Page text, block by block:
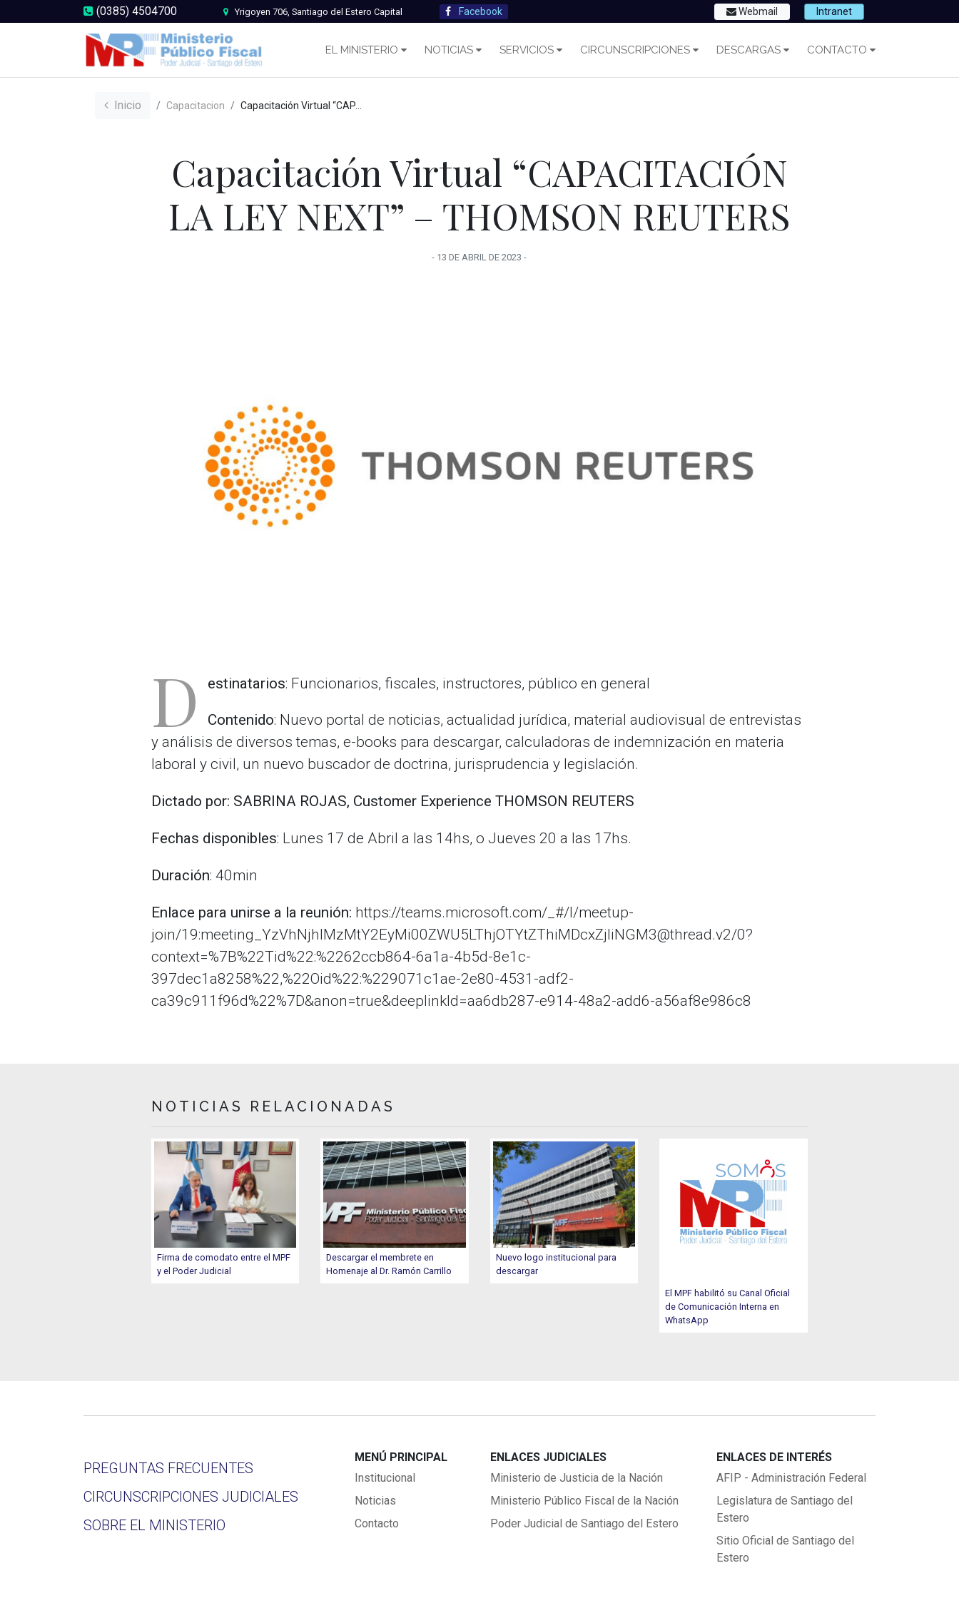
(0385) 4504700 Yrigoyen 706, Santiago del Estero Capital Facebook Webmail Intranet
EL MINISTERIO NOTICIAS SERVICIOS CIRCUNSCRIPCIONES DESCARGAS CONTACTO
Inicio Capacitacion Capacitación Virtual “CAPACITACIÓN LA LEY NEXT” – THOMSON REUTERS
Capacitación Virtual “CAPACITACIÓN
LA LEY NEXT” – THOMSON REUTERS
- 13 DE ABRIL DE2023 -
D estinatarios: Funcionarios, fiscales, instructores, público en general
Contenido: Nuevo portal de noticias, actualidad jurídica, material audiovisual de entrevistas
y análisis de diversos temas, e-books para descargar, calculadoras de indemnización en materia
laboral y civil, un nuevo buscador de doctrina, jurisprudencia y legislación.
Dictado por: SABRINA ROJAS, Customer Experience THOMSON REUTERS
Fechas disponibles: Lunes 17 de Abril a las 14hs, o Jueves 20 a las 17hs.
Duración: 40min
Enlace para unirse a la reunión: https://teams.microsoft.com/_#/l/meetup-
join/19:meeting_YzVhNjhlMzMtY2EyMi00ZWU5LThjOTYtZThiMDcxZjliNGM3@thread.v2/0?
context=%7B%22Tid%22:%2262ccb864-6a1a-4b5d-8e1c-
397dec1a8258%22,%22Oid%22:%229071c1ae-2e80-4531-adf2-
ca39c911f96d%22%7D&anon=true&deeplinkId=aa6db287-e914-48a2-add6-a56af8e986c8
NOTICIAS RELACIONADAS
Firma de comodato entre el MPF
y el Poder Judicial
Descargar el membrete en
Homenaje al Dr. Ramón Carrillo
Nuevo logo institucional para
descargar
El MPF habilitó su Canal Oficial
de Comunicación Interna en
WhatsApp
PREGUNTAS FRECUENTES
CIRCUNSCRIPCIONES JUDICIALES
SOBRE EL MINISTERIO
MENÚ PRINCIPAL
Institucional
Noticias
Contacto
ENLACES JUDICIALES
Ministerio de Justicia de la Nación
Ministerio Público Fiscal de la Nación
Poder Judicial de Santiago del Estero
ENLACES DE INTERÉS
AFIP - Administración Federal
Legislatura de Santiago del
Estero
Sitio Oficial de Santiago del
Estero